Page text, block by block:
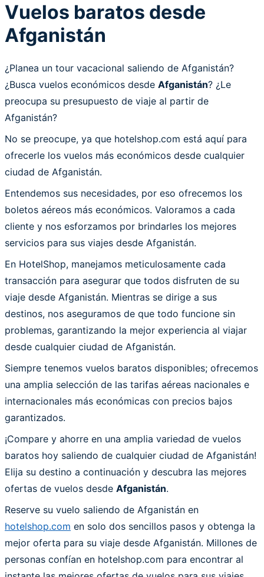
Vuelos baratos desde
Afganistán
¿Planea un tour vacacional saliendo de Afganistán?
¿Busca vuelos económicos desde Afganistán? ¿Le
preocupa su presupuesto de viaje al partir de
Afganistán?
No se preocupe, ya que hotelshop.com está aquí para
ofrecerle los vuelos más económicos desde cualquier
ciudad de Afganistán.
Entendemos sus necesidades, por eso ofrecemos los
boletos aéreos más económicos. Valoramos a cada
cliente y nos esforzamos por brindarles los mejores
servicios para sus viajes desde Afganistán.
En HotelShop, manejamos meticulosamente cada
transacción para asegurar que todos disfruten de su
viaje desde Afganistán. Mientras se dirige a sus
destinos, nos aseguramos de que todo funcione sin
problemas, garantizando la mejor experiencia al viajar
desde cualquier ciudad de Afganistán.
Siempre tenemos vuelos baratos disponibles; ofrecemos
una amplia selección de las tarifas aéreas nacionales e
internacionales más económicas con precios bajos
garantizados.
¡Compare y ahorre en una amplia variedad de vuelos
baratos hoy saliendo de cualquier ciudad de Afganistán!
Elija su destino a continuación y descubra las mejores
ofertas de vuelos desde Afganistán.
Reserve su vuelo saliendo de Afganistán en
hotelshop.com en solo dos sencillos pasos y obtenga la
mejor oferta para su viaje desde Afganistán. Millones de
personas confían en hotelshop.com para encontrar al